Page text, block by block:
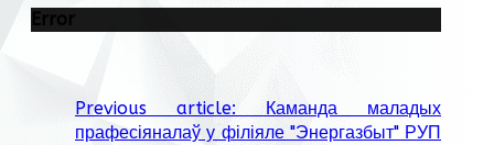
Error
Previous article: Каманда маладых
прафесіяналаў у філіяле "Энергазбыт" РУП